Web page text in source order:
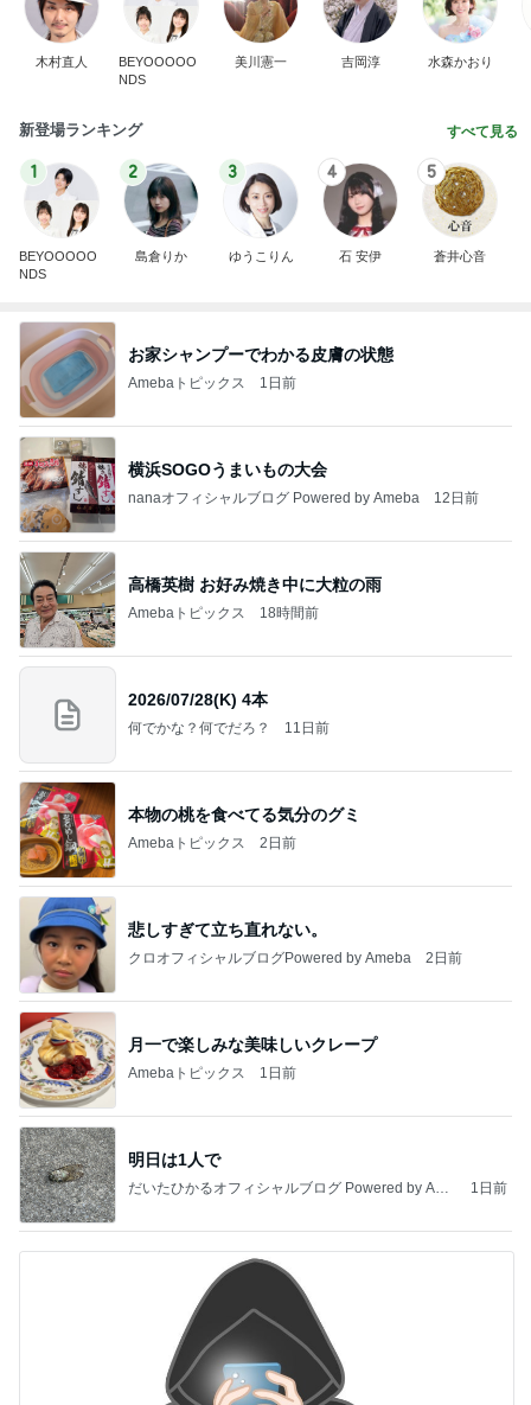
木村直人
BEYOOOOO
NDS
美川憲一 吉岡淳 水森かおり
新登場ランキング すべて見る
1
BEYOOOOO
NDS
2
島倉りか
3
ゆうこりん
4
石 安伊
5
蒼井心音
お家シャンプーでわかる皮膚の状態
Amebaトピックス 1日前
横浜SOGOうまいもの大会
nanaオフィシャルブログ Powered by Ameba 12日前
高橋英樹 お好み焼き中に大粒の雨
Amebaトピックス 18時間前
2026/07/28(K) 4本
何でかな？何でだろ？ 11日前
本物の桃を食べてる気分のグミ
Amebaトピックス 2日前
悲しすぎて立ち直れない。
クロオフィシャルブログPowered by Ameba 2日前
月一で楽しみな美味しいクレープ
Amebaトピックス 1日前
明日は1人で
だいたひかるオフィシャルブログ Powered by Ame
1日前